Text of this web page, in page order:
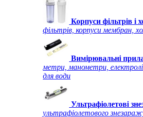
Корпуси фільтрів і
фільтрів, корпуси мембран,
Вимірювальні
метри, манометри,
для води
Ультрафіолетові
ультрафіолетового